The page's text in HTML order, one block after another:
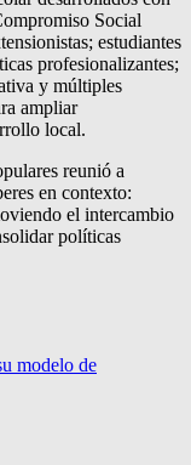
Social
estudiantes
profesionalizantes;
y múltiples
ampliar
local.
reunió a
en contexto:
el intercambio
políticas
modelo de